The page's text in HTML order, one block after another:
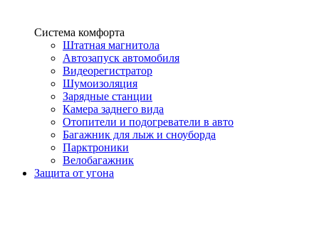
Система комфорта
Штатная магнитола
Автозапуск автомобиля
Видеорегистратор
Шумоизоляция
Зарядные станции
Камера заднего вида
Отопители и подогреватели в авто
Багажник для лыж и сноуборда
Парктроники
Велобагажник
Защита от угона